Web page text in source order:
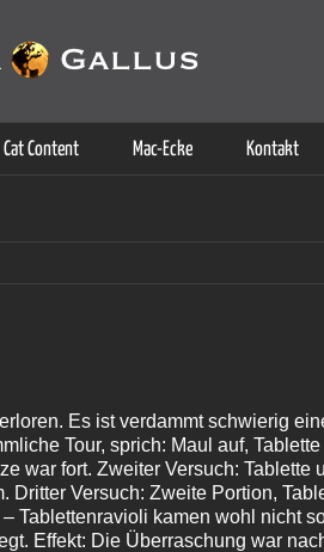
Cat Content Mac-Ecke Kontakt
Es ist verdammt schwierig
Tour, sprich: Maul auf,
war fort. Zweiter Versuch: Tablette
Dritter Versuch: Zweite Portion,
Tablettenravioli kamen wohl nicht
Effekt: Die Überraschung war
Webseite erklären Sie sich
Informationen